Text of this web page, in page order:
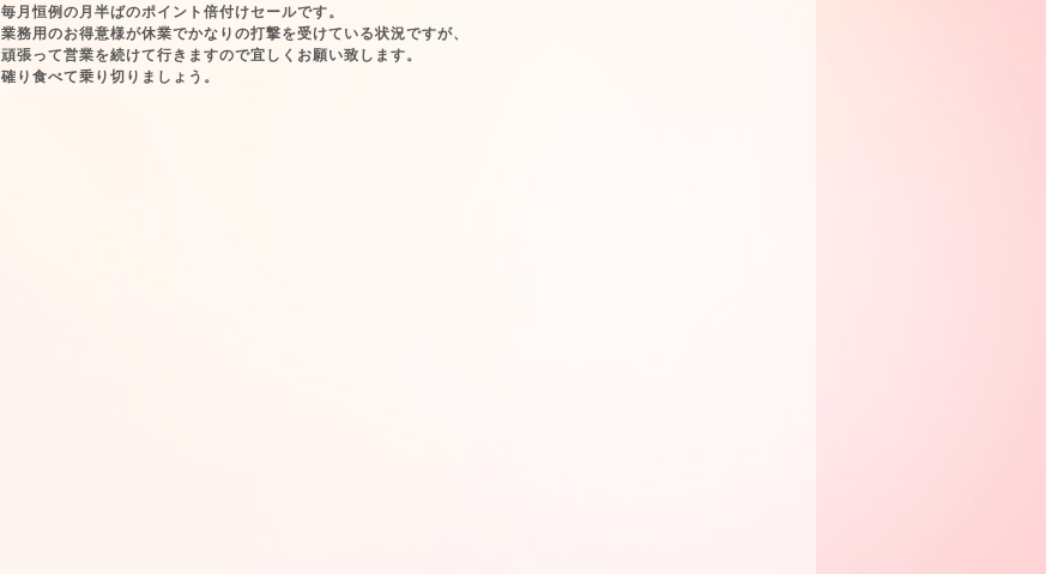
毎月恒例の月半ばのポイント倍付けセールです。
業務用のお得意様が休業でかなりの打撃を受けている状況ですが、
頑張って営業を続けて行きますので宜しくお願い致します。
確り食べて乗り切りましょう。